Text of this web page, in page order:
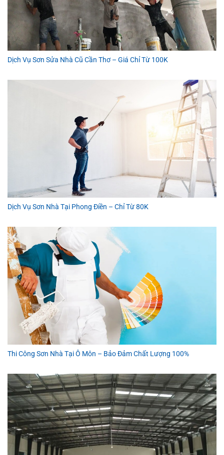
Dịch Vụ Sơn Sửa Nhà Cũ Cần Thơ – Giá Chỉ Từ 100K
Dịch Vụ Sơn Nhà Tại Phong Điền – Chỉ Từ 80K
Thi Công Sơn Nhà Tại Ô Môn – Bảo Đảm Chất Lượng 100%